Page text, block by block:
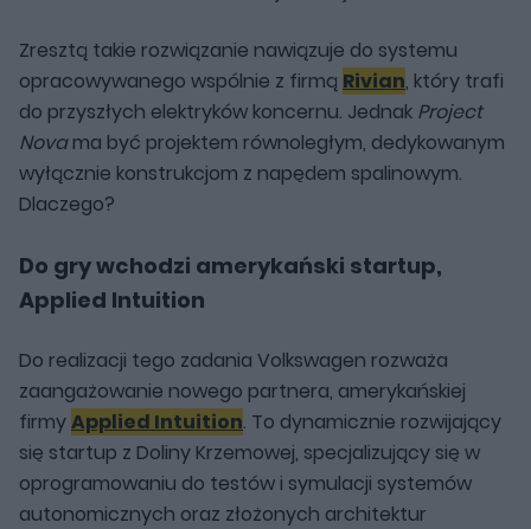
Zresztą takie rozwiązanie nawiązuje do systemu
opracowywanego wspólnie z firmą Rivian, który trafi
do przyszłych elektryków koncernu. Jednak Project
Novama być projektem równoległym, dedykowanym
wyłącznie konstrukcjom z napędem spalinowym.
Dlaczego?
Do gry wchodzi amerykański startup,
Applied Intuition
Do realizacji tego zadania Volkswagen rozważa
zaangażowanie nowego partnera, amerykańskiej
firmyApplied Intuition. To dynamicznie rozwijający
się startup z Doliny Krzemowej, specjalizujący się w
oprogramowaniu do testów i symulacji systemów
autonomicznych oraz złożonych architektur